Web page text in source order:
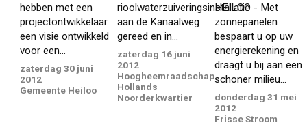
hebben met een
projectontwikkelaar
een visie ontwikkeld
voor een...
zaterdag 30 juni
2012
Gemeente Heiloo
rioolwaterzuiveringsinstallatie
aan de Kanaalweg
gereed en in...
zaterdag 16 juni
2012
Hoogheemraadschap
Hollands
Noorderkwartier
HEILOO - Met
zonnepanelen
bespaart u op uw
energierekening en
draagt u bij aan een
schoner milieu...
donderdag 31 mei
2012
Frisse Stroom